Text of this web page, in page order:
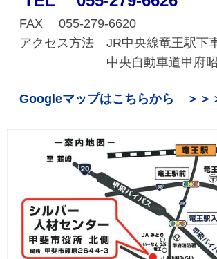
FAX 055-279-6620
アクセス方法 JR中央線竜王駅下
中央自動車道甲府昭和
Googleマップはこちらから ＞＞